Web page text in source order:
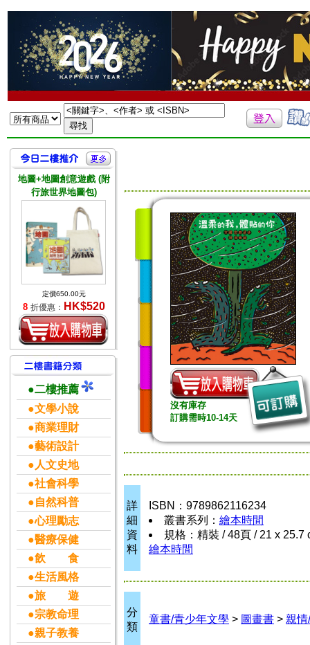
地圖+地圖創意遊戲 (附
行旅世界地圖包)
定價650.00元
8 折優惠： HK$520
●二樓推薦
●文學小說
●商業理財
●藝術設計
●人文史地
●社會科學
●自然科普
●心理勵志
●醫療保健
●飲 食
●生活風格
●旅 遊
●宗教命理
●親子教養
沒有庫存
訂購需時10-14天
詳
細
資
料
ISBN：9789862116234
叢書系列： 繪本時間
規格：精裝 / 48頁 / 21 x 25.7
繪本時間
分
類
童書/青少年文學 > 圖畫書 > 親